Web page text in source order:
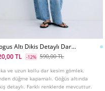
Altı Dikis Detaylı Dar
Gomlek
TL -12% 590,00 TL
ve uzun kollu dar kesim gömlek.
düğme kapamalı. Göğüs altında
detaylı. Farklı renklerde mevcuttur.